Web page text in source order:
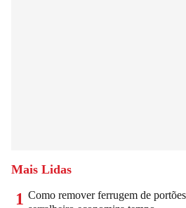
Mais Lidas
1 Como remover ferrugem de